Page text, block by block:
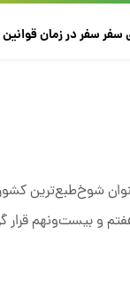
سفرسفر در زمان
شد، جمهوری چک به عنوان
و بیست‌ونهم قرار